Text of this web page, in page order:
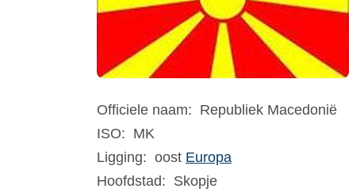
Officiele naam: Republiek Macedonië
ISO: MK
Ligging: oost Europa
Hoofdstad: Skopje